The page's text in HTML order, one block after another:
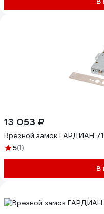
13 053 ₽
Врезной замок ГАРДИАН
5(1)
В